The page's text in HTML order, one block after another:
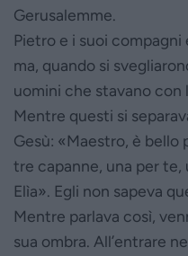
Gerusalemme.
Pietro e i suoi compagni
ma, quando si
uomini che stavano con
Mentre questi si
Gesù: «Maestro, è bello
tre capanne, una per te,
Elìa». Egli non sapeva
Mentre parlava così,
sua ombra. All’entrare